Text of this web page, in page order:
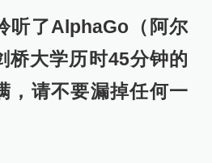
听了AlphaGo（阿尔
桥大学历时45分钟的
，请不要漏掉任何一